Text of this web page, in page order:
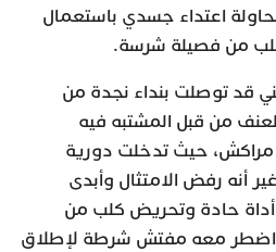
اعتداء جسدي باستعمال
من فصيلة شرسة.
قد توصلت بنداء نجدة من
من قبل المشتبه فيه
مراكش، حيث تدخلت دورية
أنه رفض الامتثال وأبدى
حادة وتحريض كلب من
اضطر معه مفتش شرطة لإطلاق